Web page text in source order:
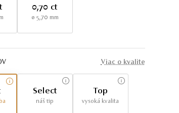
0,70 ct
ø 5,70 mm
Viac o kvalite
Select
náš tip
Top
vysoká kvalita